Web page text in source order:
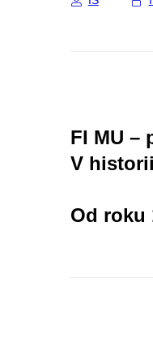
FI MU –
V
Od roku